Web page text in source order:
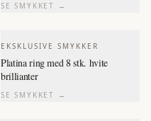
SE SMYKKET →
EKSKLUSIVE SMYKKER
Platina ring med 8 stk. hvite
brillianter
SE SMYKKET →